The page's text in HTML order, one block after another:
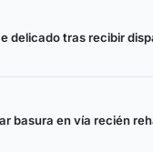
delicado tras recibir
basura en vía recién